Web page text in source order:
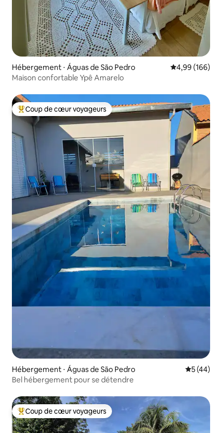
Hébergement ⋅ Águas de São Pedro Évaluation
4,99 (166)
Maison confortable Ypê Amarelo
Coups de cœur voyageurs les plus appréciés
Coup de cœur voyageurs
Hébergement ⋅ Águas de São Pedro
5 (44)
Bel hébergement pour se détendre
Coups de cœur voyageurs les plus appréciés
Coup de cœur voyageurs